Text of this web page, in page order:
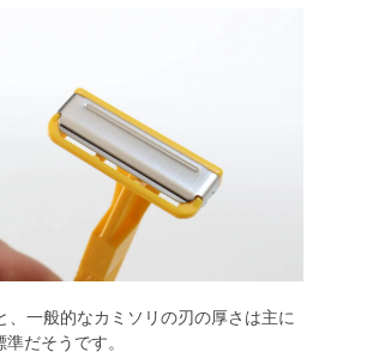
、一般的なカミソリの刃の厚さは主に
だそうです。